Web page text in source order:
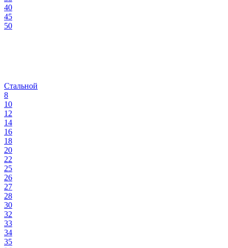
40
45
50
Стальной
8
10
12
14
16
18
20
22
25
26
27
28
30
32
33
34
35